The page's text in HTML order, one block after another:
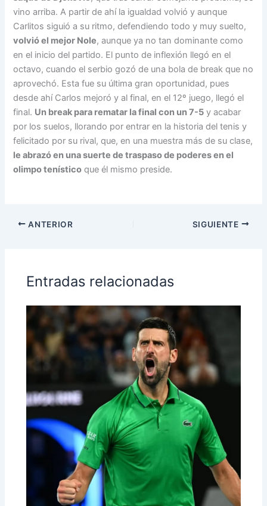
vino arriba. A partir de ahí la igualdad volvió y aunque
Carlitos siguió a su ritmo, defendiendo todo y muy suelto,
volvió el mejor Nole, aunque ya no tan dominante como
en el inicio del partido. El punto de inflexión llegó en el
octavo, cuando el serbio gozó de una bola de break que no
aprovechó. Esta fue su última gran oportunidad, pues
desde ahí Carlos mejoró y al final, en el 12º juego, llegó el
final. Un break para rematar la final con un 7-5 y acabar
por los suelos, llorando por entrar en la historia del tenis y
felicitado por su rival, que, en una muestra más de su clase,
le abrazó en una suerte de traspaso de poderes en el
olimpo tenístico que él mismo preside.
ANTERIOR SIGUIENTE
Entradas relacionadas